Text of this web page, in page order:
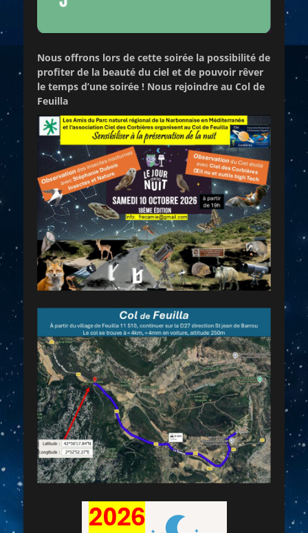
Nous offrons lors de cette soirée la possibilité de
profiter de la beauté du ciel et de pouvoir rêver
le temps d’une soirée ! Nous rejoindre au Col de
Feuilla